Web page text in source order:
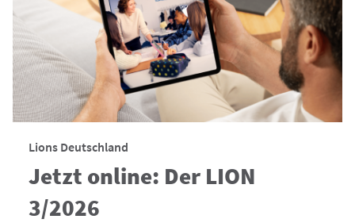
Lions Deutschland
Jetzt online: Der LION
3/2026